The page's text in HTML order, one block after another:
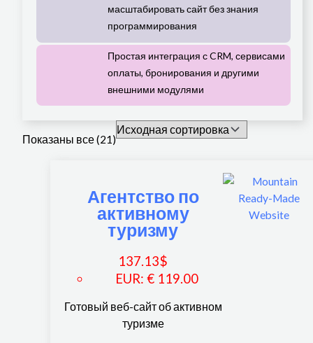
масштабировать сайт без знания
программирования
Простая интеграция с CRM, сервисами
оплаты, бронирования и другими
внешними модулями
Показаны все (21)
Агентство по
активному
туризму
137.13$
EUR:€ 119.00
Готовый веб-сайт об активном
туризме